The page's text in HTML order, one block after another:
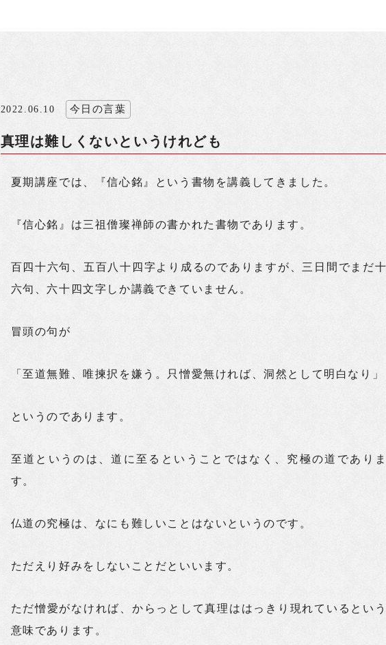
2022.06.10 今日の言葉
真理は難しくないというけれども
夏期講座では、『信心銘』という書物を講義してきました。
『信心銘』は三祖僧璨禅師の書かれた書物であります。
百四十六句、五百八十四字より成るのでありますが、三日間でまだ
六句、六十四文字しか講義できていません。
冒頭の句が
「至道無難、唯揀択を嫌う。只憎愛無ければ、洞然として明白なり」
というのであります。
至道というのは、道に至るということではなく、究極の道であり
す。
仏道の究極は、なにも難しいことはないというのです。
ただえり好みをしないことだといいます。
ただ憎愛がなければ、からっとして真理ははっきり現れているとい
意味であります。